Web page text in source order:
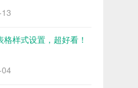
格样式设置，超好看！